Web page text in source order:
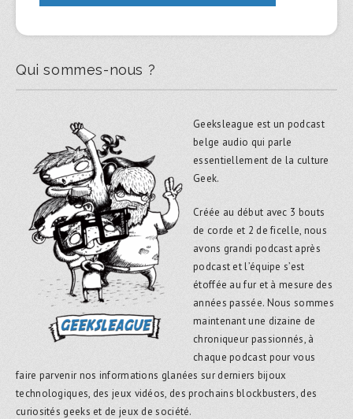
Qui sommes-nous ?
Geeksleague est un podcast
belge audio qui parle
essentiellement de la culture
Geek.
Créée au début avec 3 bouts
de corde et 2 de ficelle, nous
avons grandi podcast après
podcast et l’équipe s’est
étoffée au fur et à mesure des
années passée. Nous sommes
maintenant une dizaine de
chroniqueur passionnés, à
chaque podcast pour vous
faire parvenir nos informations glanées sur derniers bijoux
technologiques, des jeux vidéos, des prochains blockbusters, des
curiosités geeks et de jeux de société.